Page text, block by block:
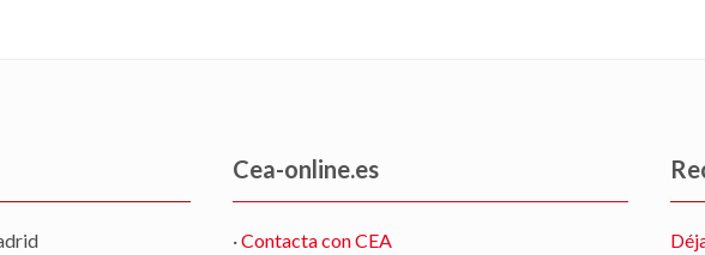
Cea-online.es
·Contacta con CEA